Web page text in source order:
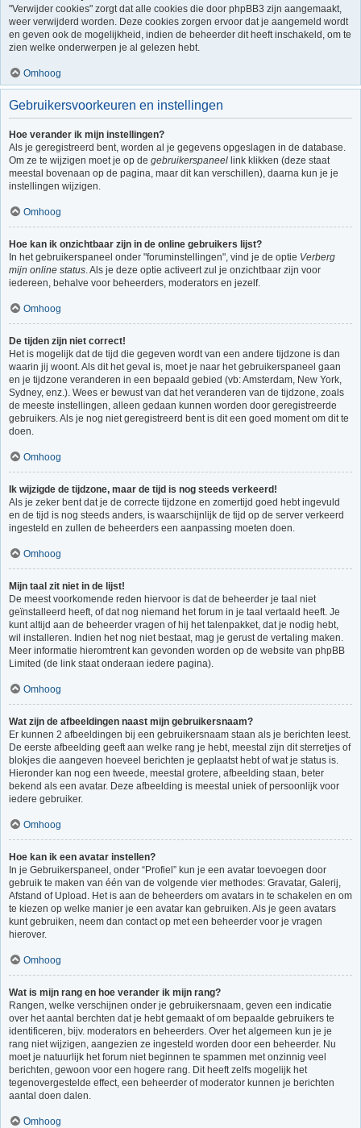
"Verwijder cookies" zorgt dat alle cookies die door phpBB3 zijn aangemaakt,
weer verwijderd worden. Deze cookies zorgen ervoor dat je aangemeld wordt
en geven ook de mogelijkheid, indien de beheerder dit heeft inschakeld, om te
zien welke onderwerpen je al gelezen hebt.
Omhoog
Gebruikersvoorkeuren en instellingen
Hoe verander ik mijn instellingen?
Als je geregistreerd bent, worden al je gegevens opgeslagen in de database.
Om ze te wijzigen moet je op de gebruikerspaneel link klikken (deze staat
meestal bovenaan op de pagina, maar dit kan verschillen), daarna kun je je
instellingen wijzigen.
Omhoog
Hoe kan ik onzichtbaar zijn in de online gebruikers lijst?
In het gebruikerspaneel onder "foruminstellingen", vind je de optie Verberg
mijn online status. Als je deze optie activeert zul je onzichtbaar zijn voor
iedereen, behalve voor beheerders, moderators en jezelf.
Omhoog
De tijden zijn niet correct!
Het is mogelijk dat de tijd die gegeven wordt van een andere tijdzone is dan
waarin jij woont. Als dit het geval is, moet je naar het gebruikerspaneel gaan
en je tijdzone veranderen in een bepaald gebied (vb: Amsterdam, New York,
Sydney, enz.). Wees er bewust van dat het veranderen van de tijdzone, zoals
de meeste instellingen, alleen gedaan kunnen worden door geregistreerde
gebruikers. Als je nog niet geregistreerd bent is dit een goed moment om dit te
doen.
Omhoog
Ik wijzigde de tijdzone, maar de tijd is nog steeds verkeerd!
Als je zeker bent dat je de correcte tijdzone en zomertijd goed hebt ingevuld
en de tijd is nog steeds anders, is waarschijnlijk de tijd op de server verkeerd
ingesteld en zullen de beheerders een aanpassing moeten doen.
Omhoog
Mijn taal zit niet in de lijst!
De meest voorkomende reden hiervoor is dat de beheerder je taal niet
geïnstalleerd heeft, of dat nog niemand het forum in je taal vertaald heeft. Je
kunt altijd aan de beheerder vragen of hij het talenpakket, dat je nodig hebt,
wil installeren. Indien het nog niet bestaat, mag je gerust de vertaling maken.
Meer informatie hieromtrent kan gevonden worden op de website van phpBB
Limited (de link staat onderaan iedere pagina).
Omhoog
Wat zijn de afbeeldingen naast mijn gebruikersnaam?
Er kunnen 2 afbeeldingen bij een gebruikersnaam staan als je berichten leest.
De eerste afbeelding geeft aan welke rang je hebt, meestal zijn dit sterretjes of
blokjes die aangeven hoeveel berichten je geplaatst hebt of wat je status is.
Hieronder kan nog een tweede, meestal grotere, afbeelding staan, beter
bekend als een avatar. Deze afbeelding is meestal uniek of persoonlijk voor
iedere gebruiker.
Omhoog
Hoe kan ik een avatar instellen?
In je Gebruikerspaneel, onder “Profiel” kun je een avatar toevoegen door
gebruik te maken van één van de volgende vier methodes: Gravatar, Galerij,
Afstand of Upload. Het is aan de beheerders om avatars in te schakelen en om
te kiezen op welke manier je een avatar kan gebruiken. Als je geen avatars
kunt gebruiken, neem dan contact op met een beheerder voor je vragen
hierover.
Omhoog
Wat is mijn rang en hoe verander ik mijn rang?
Rangen, welke verschijnen onder je gebruikersnaam, geven een indicatie
over het aantal berchten dat je hebt gemaakt of om bepaalde gebruikers te
identificeren, bijv. moderators en beheerders. Over het algemeen kun je je
rang niet wijzigen, aangezien ze ingesteld worden door een beheerder. Nu
moet je natuurlijk het forum niet beginnen te spammen met onzinnig veel
berichten, gewoon voor een hogere rang. Dit heeft zelfs mogelijk het
tegenovergestelde effect, een beheerder of moderator kunnen je berichten
aantal doen dalen.
Omhoog